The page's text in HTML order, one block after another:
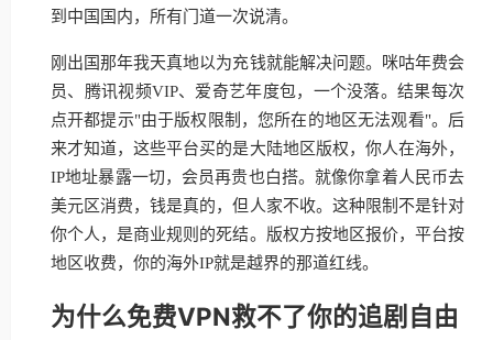
到中国国内，所有门道一次说清。
刚出国那年我天真地以为充钱就能解决问题。咪咕年费会
员、腾讯视频VIP、爱奇艺年度包，一个没落。结果每次
点开都提示"由于版权限制，您所在的地区无法观看"。后
来才知道，这些平台买的是大陆地区版权，你人在海外，
IP地址暴露一切，会员再贵也白搭。就像你拿着人民币去
美元区消费，钱是真的，但人家不收。这种限制不是针对
你个人，是商业规则的死结。版权方按地区报价，平台按
地区收费，你的海外IP就是越界的那道红线。
为什么免费VPN救不了你的追剧自由